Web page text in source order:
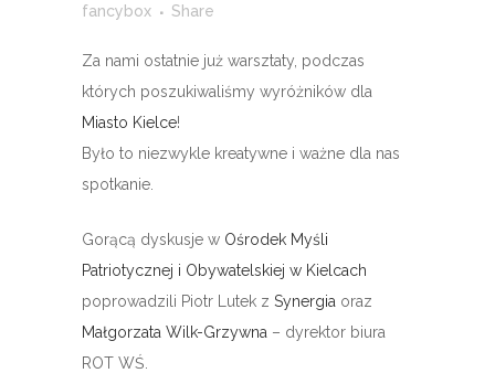
fancybox
Share
Za nami ostatnie już warsztaty, podczas
których poszukiwaliśmy wyróżników dla
Miasto Kielce!
Było to niezwykle kreatywne i ważne dla nas
spotkanie.
Gorącą dyskusje w Ośrodek Myśli
Patriotycznej i Obywatelskiej w Kielcach
poprowadzili Piotr Lutek z Synergia oraz
Małgorzata Wilk-Grzywna – dyrektor biura
ROT WŚ.